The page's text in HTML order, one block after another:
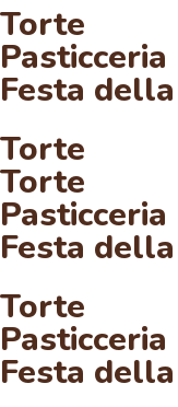
Torte
Pasticceria
Festa
Torte
Torte
Pasticceria
Festa
Torte
Pasticceria
Festa